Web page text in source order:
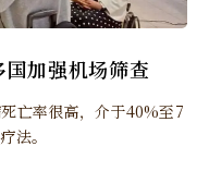
加强机场筛查
亡率很高，介于40%至7
法。